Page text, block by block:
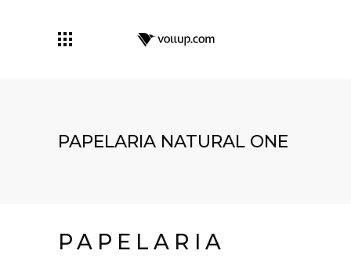
PAPELARIA NATURAL ONE
PAPELARIA